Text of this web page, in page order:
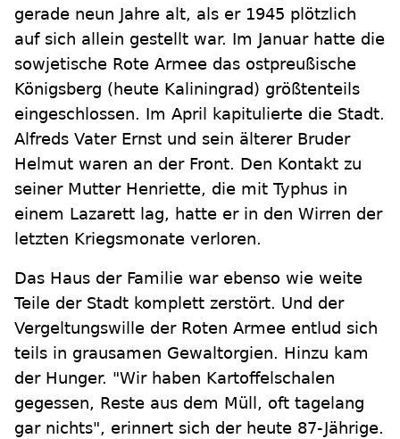
gerade neun Jahre alt, als er 1945 plötzlich
auf sich allein gestellt war. Im Januar hatte die
sowjetische Rote Armee das ostpreußische
Königsberg (heute Kaliningrad) größtenteils
eingeschlossen. Im April kapitulierte die Stadt.
Alfreds Vater Ernst und sein älterer Bruder
Helmut waren an der Front. Den Kontakt zu
seiner Mutter Henriette, die mit Typhus in
einem Lazarett lag, hatte er in den Wirren der
letzten Kriegsmonate verloren.
Das Haus der Familie war ebenso wie weite
Teile der Stadt komplett zerstört. Und der
Vergeltungswille der Roten Armee entlud sich
teils in grausamen Gewaltorgien. Hinzu kam
der Hunger. "Wir haben Kartoffelschalen
gegessen, Reste aus dem Müll, oft tagelang
gar nichts", erinnert sich der heute 87-Jährige.